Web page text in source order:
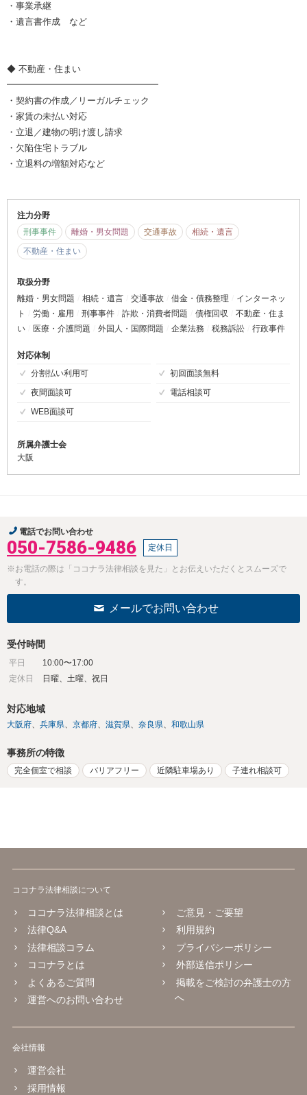
・事業承継
・遺言書作成 など
◆ 不動産・住まい
━━━━━━━━━━━━━━━━━
・契約書の作成／リーガルチェック
・家賃の未払い対応
・立退／建物の明け渡し請求
・欠陥住宅トラブル
・立退料の増額対応など
注力分野
刑事事件
離婚・男女問題 交通事故
相続・遺言
不動産・住まい
取扱分野
離婚・男女問題
相続・遺言 交通事故 借金・債務整理
インターネッ
ト
労働・雇用 刑事事件 詐欺・消費者問題 債権回収
不動産・住ま
い
医療・介護問題 外国人・国際問題 企業法務 税務訴訟 行政事件
対応体制
分割払い利用可
初回面談無料
夜間面談可
電話相談可
WEB面談可
所属弁護士会
大阪
電話でお問い合わせ
050-7586-9486 定休日
※お電話の際は「ココナラ法律相談を見た」とお伝えいただくとスムーズで
す。
メールでお問い合わせ
受付時間
平日
10:00〜17:00
定休日
日曜、土曜、祝日
対応地域
大阪府 兵庫県 京都府 滋賀県 奈良県 和歌山県
事務所の特徴
完全個室で相談 バリアフリー 近隣駐車場あり 子連れ相談可
ココナラ法律相談について
ココナラ法律相談とは
法律Q&A
法律相談コラム
ココナラとは
よくあるご質問
運営へのお問い合わせ
ご意見・ご要望
利用規約
プライバシーポリシー
外部送信ポリシー
掲載をご検討の弁護士の方
へ
会社情報
運営会社
採用情報